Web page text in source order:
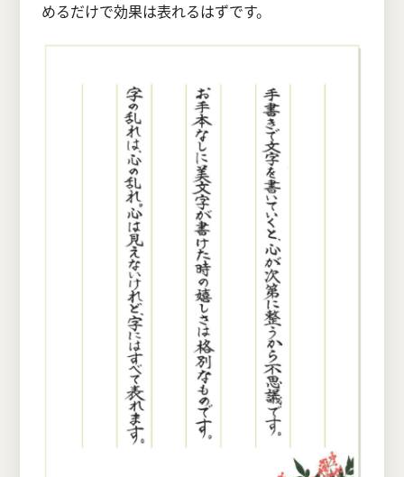
めるだけで効果は表れるはずです。